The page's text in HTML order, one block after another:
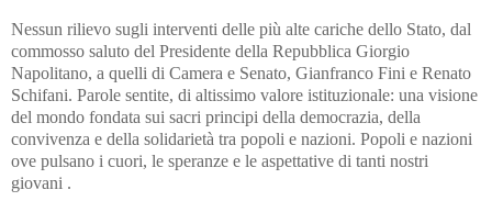
Nessun rilievo sugli interventi delle più alte cariche dello Stato, dal
commosso saluto del Presidente della Repubblica Giorgio
Napolitano, a quelli di Camera e Senato, Gianfranco Fini e Renato
Schifani. Parole sentite, di altissimo valore istituzionale: una visione
del mondo fondata sui sacri principi della democrazia, della
convivenza e della solidarietà tra popoli e nazioni. Popoli e nazioni
ove pulsano i cuori, le speranze e le aspettative di tanti nostri
giovani .